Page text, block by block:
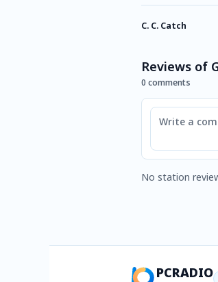
C. C. Catch
Reviews of
0 comments
Comment
No station
PCRADIO